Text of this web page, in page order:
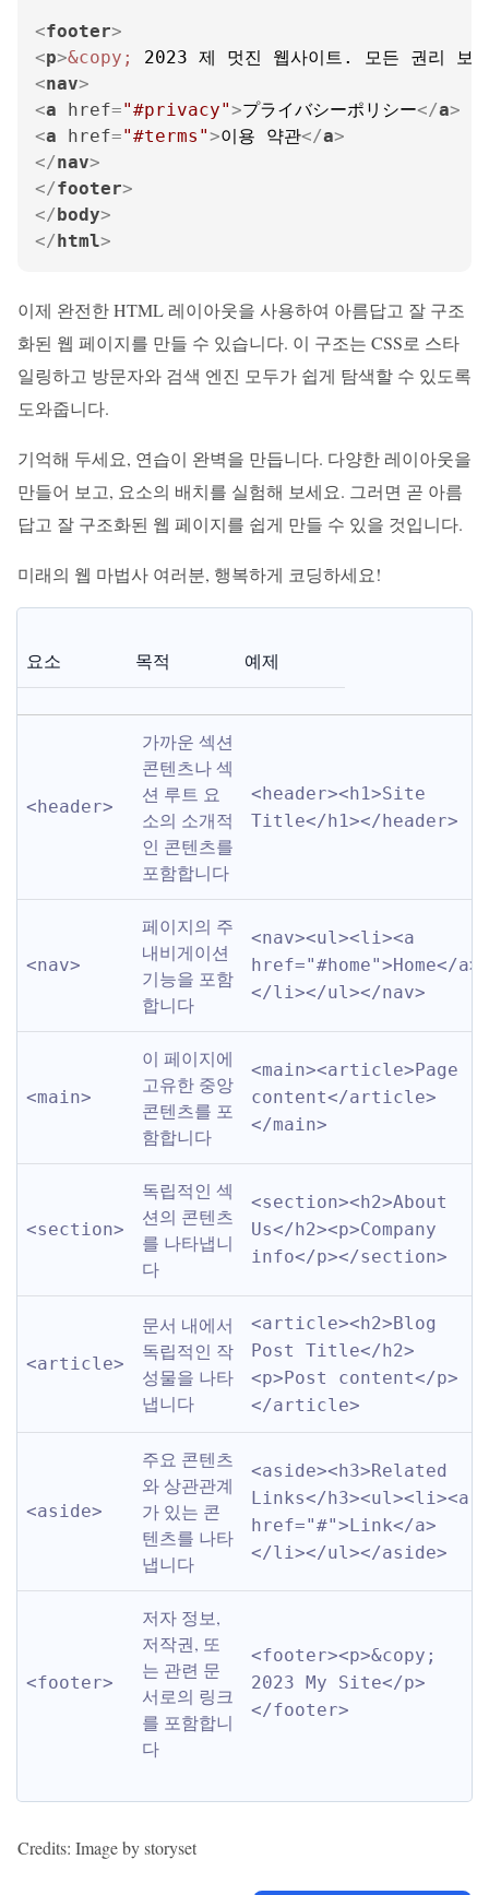
<footer>
<p>&copy;
2023 제 멋진 웹사이트. 모든 권리 보
<nav>
<a href="#privacy">プライバシーポリシー</a>
<a href="#terms">이용 약관</a>
</nav>
</footer>
</body>
</html>
이제 완전한 HTML 레이아웃을 사용하여 아름답고 잘 구조
화된 웹 페이지를 만들 수 있습니다. 이 구조는 CSS로 스타
일링하고 방문자와 검색 엔진 모두가 쉽게 탐색할 수 있도록
도와줍니다.
기억해 두세요, 연습이 완벽을 만듭니다. 다양한 레이아웃을
만들어 보고, 요소의 배치를 실험해 보세요. 그러면 곧 아름
답고 잘 구조화된 웹 페이지를 쉽게 만들 수 있을 것입니다.
미래의 웹 마법사 여러분, 행복하게 코딩하세요!
요소 목적 예제
<header>
가까운 섹션
콘텐츠나 섹
션 루트 요
소의 소개적
인 콘텐츠를
포함합니다
<header><h1>Site
Title</h1></header>
<nav>
페이지의 주
내비게이션
기능을 포함
합니다
<nav><ul><li><a
href="#home">Home</a>
</li></ul></nav>
<main>
이 페이지에
고유한 중앙
콘텐츠를 포
함합니다
<main><article>Page
content</article>
</main>
<section>
독립적인 섹
션의 콘텐츠
를 나타냅니
다
<section><h2>About
Us</h2><p>Company
info</p></section>
<article>
문서 내에서
독립적인 작
성물을 나타
냅니다
<article><h2>Blog
Post Title</h2>
<p>Post content</p>
</article>
<aside>
주요 콘텐츠
와 상관관계
가 있는 콘
텐츠를 나타
냅니다
<aside><h3>Related
Links</h3><ul><li><a
href="#">Link</a>
</li></ul></aside>
<footer>
저자 정보,
저작권, 또
는 관련 문
서로의 링크
를 포함합니
다
<footer><p>&copy;
2023 My Site</p>
</footer>
Credits: Image by storyset